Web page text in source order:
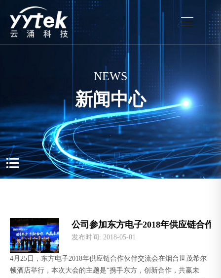
NEWS
新闻中心

公司参加东方电子2018年供应链合作
发布时间 : 2018-05-01
4月25日，东方电子2018年供应链合作伙伴交流会在烟台世茂希尔
顿酒店举行，本次大会的主题是“携手东方，创新合作，共赢未